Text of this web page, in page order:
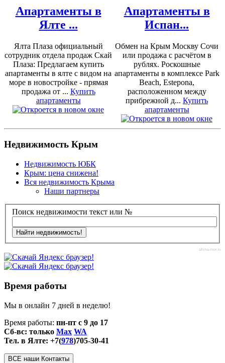
Апартаменты в
Ялте ...
Ялта Плаза официальный
сотрудник отдела продаж Скай
Плаза: Предлагаем купить
апартаменты в ялте с видом на
море в новостройке - прямая
продажа от ... Купить
апартаменты
Апартаменты в
Испан...
Обмен на Крым Москву Сочи
или продажа с расчётом в
рублях. Роскошные
апартаменты в комплексе Park
Beach, Estepona,
расположенном между
прибрежной д... Купить
апартаменты
Недвижимость Крым
Недвижимость ЮБК
Крым: цена снижена!
Вся недвижимость Крыма
Наши партнеры
Поиск недвижимости текст или №
afisha-msk.ru
Время работы
Мы в онлайн 7 дней в неделю!
Время работы: пн-пт с 9 до 17
Сб-вс: только Max WA
Тел. в Ялте: +7(978)705-30-41
ВСЕ наши Контакты